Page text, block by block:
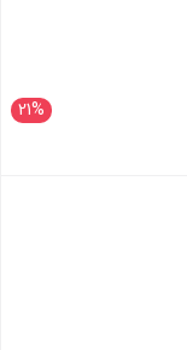
21%